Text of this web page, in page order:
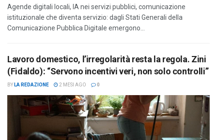
Agende digitali locali, IA nei servizi pubblici, comunicazione
istituzionale che diventa servizio: dagli Stati Generali della
Comunicazione Pubblica Digitale emergono...
Lavoro domestico, l’irregolarità resta la regola. Zini
(Fidaldo): “Servono incentivi veri, non solo controlli”
BY LA REDAZIONE 2 MESI AGO 0